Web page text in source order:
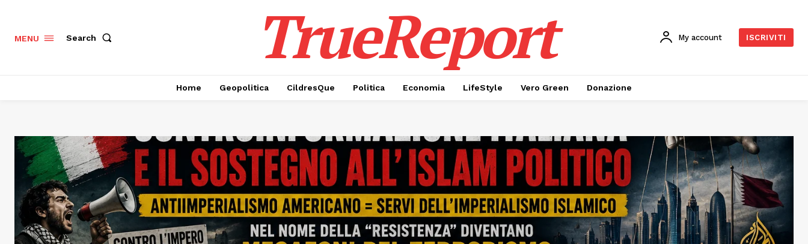
MENU Search TrueReport My account ISCRIVITI
Home Geopolitica CildresQue Politica Economia LifeStyle Vero Green Donazione